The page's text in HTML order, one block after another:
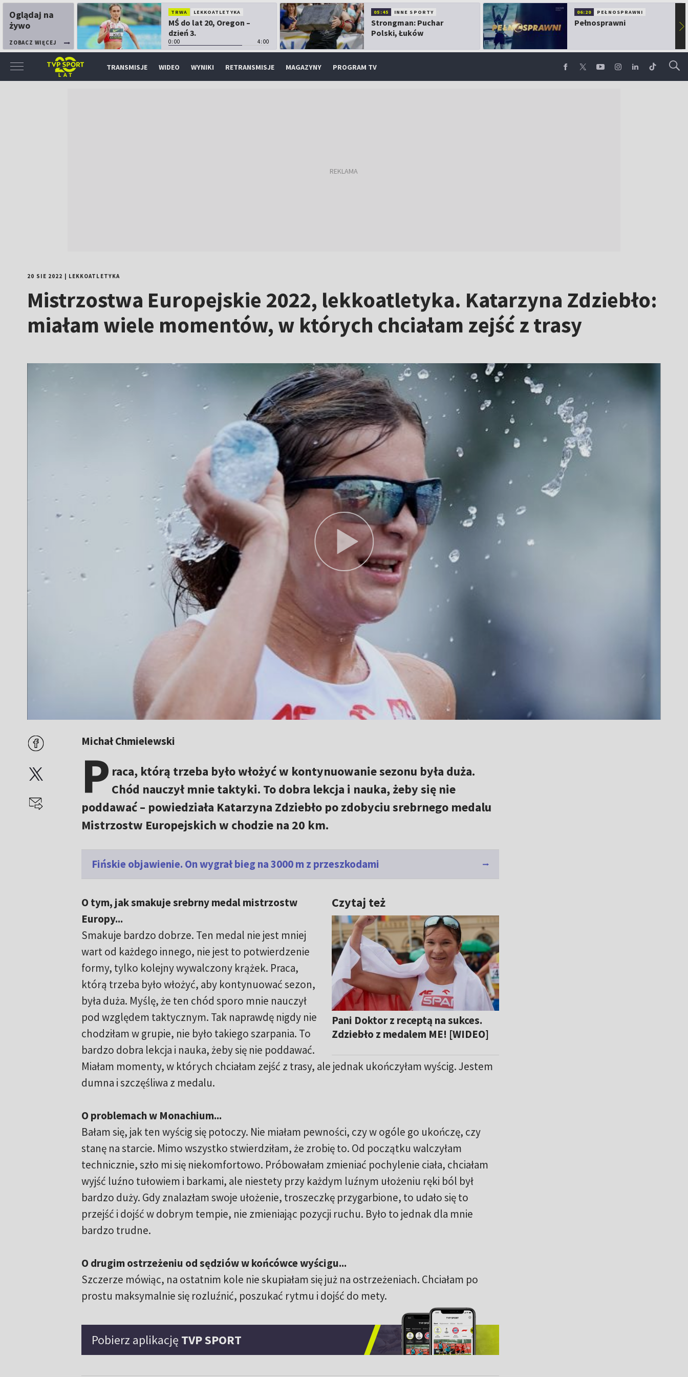
Oglądaj na
żywo
ZOBACZ WIĘCEJ
TRWA LEKKOATLETYKA
MŚ do lat 20, Oregon –
dzień 3.
0:00 4:00
05:45 INNE SPORTY
Strongman: Puchar
Polski, Łuków
06:20 PEŁNOSPRAWNI
Pełnosprawni ▶
TRANSMISJE WIDEO WYNIKI RETRANSMISJE MAGAZYNY PROGRAM TV
20 SIE 2022 LEKKOATLETYKA
Mistrzostwa Europejskie 2022, lekkoatletyka. Katarzyna Zdziebło:
miałam wiele momentów, w których chciałam zejść z trasy
Michał Chmielewski
P raca, którą trzeba było włożyć w kontynuowanie sezonu była duża.
Chód nauczył mnie taktyki. To dobra lekcja i nauka, żeby się nie
poddawać – powiedziała Katarzyna Zdziebło po zdobyciu srebrnego medalu
Mistrzostw Europejskich w chodzie na 20 km.
Fińskie objawienie. On wygrał bieg na 3000 m z przeszkodami
Czytaj też
Pani Doktor z receptą na sukces.
Zdziebło z medalem ME! [WIDEO]
O tym, jak smakuje srebrny medal mistrzostw
Europy...
Smakuje bardzo dobrze. Ten medal nie jest mniej
wart od każdego innego, nie jest to potwierdzenie
formy, tylko kolejny wywalczony krążek. Praca,
którą trzeba było włożyć, aby kontynuować sezon,
była duża. Myślę, że ten chód sporo mnie nauczył
pod względem taktycznym. Tak naprawdę nigdy nie
chodziłam w grupie, nie było takiego szarpania. To
bardzo dobra lekcja i nauka, żeby się nie poddawać.
Miałam momenty, w których chciałam zejść z trasy, ale jednak ukończyłam wyścig. Jestem
dumna i szczęśliwa z medalu.
O problemach w Monachium...
Bałam się, jak ten wyścig się potoczy. Nie miałam pewności, czy w ogóle go ukończę, czy
stanę na starcie. Mimo wszystko stwierdziłam, że zrobię to. Od początku walczyłam
technicznie, szło mi się niekomfortowo. Próbowałam zmieniać pochylenie ciała, chciałam
wyjść luźno tułowiem i barkami, ale niestety przy każdym luźnym ułożeniu ręki ból był
bardzo duży. Gdy znalazłam swoje ułożenie, troszeczkę przygarbione, to udało się to
przejść i dojść w dobrym tempie, nie zmieniając pozycji ruchu. Było to jednak dla mnie
bardzo trudne.
O drugim ostrzeżeniu od sędziów w końcówce wyścigu...
Szczerze mówiąc, na ostatnim kole nie skupiałam się już na ostrzeżeniach. Chciałam po
prostu maksymalnie się rozluźnić, poszukać rytmu i dojść do mety.
Pobierz aplikację TVP SPORT